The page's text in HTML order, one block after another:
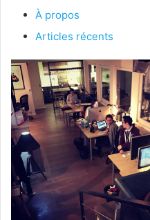
À propos
Articles récents